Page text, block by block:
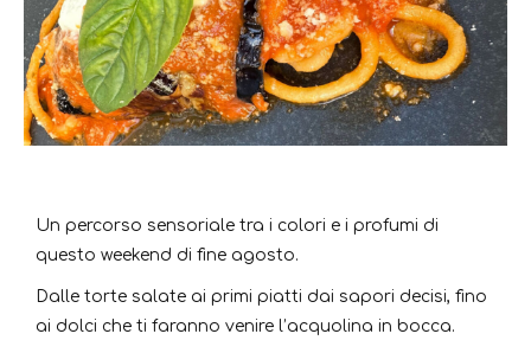
Un percorso sensoriale tra i colori e i profumi di
questo weekend di fine agosto.
Dalle torte salate ai primi piatti dai sapori decisi, fino
ai dolci che ti faranno venire l’acquolina in bocca.